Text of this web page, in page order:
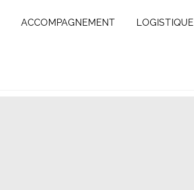
ACCOMPAGNEMENT LOGISTIQUE